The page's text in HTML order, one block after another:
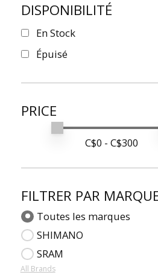
DISPONIBILITÉ
En Stock
Épuisé
PRICE
Min price
Max price
C$0 - C$300
FILTRER PAR
Toutes les marques
SHIMANO
SRAM
All Brands